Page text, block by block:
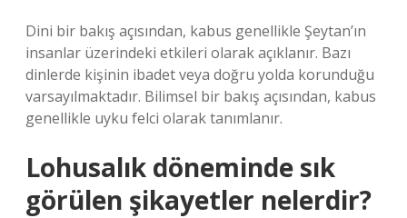
Dini bir bakış açısından, kabus genellikle Şeytan’ın
insanlar üzerindeki etkileri olarak açıklanır. Bazı
dinlerde kişinin ibadet veya doğru yolda korunduğu
varsayılmaktadır. Bilimsel bir bakış açısından, kabus
genellikle uyku felci olarak tanımlanır.
Lohusalık döneminde sık
görülen şikayetler nelerdir?